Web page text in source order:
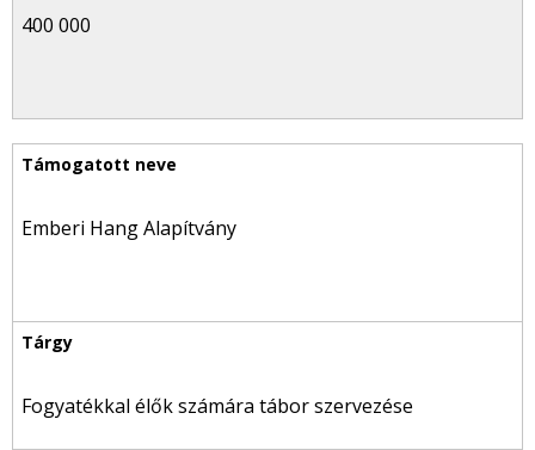
400 000
Emberi Hang Alapítvány
Fogyatékkal élők számára tábor szervezése